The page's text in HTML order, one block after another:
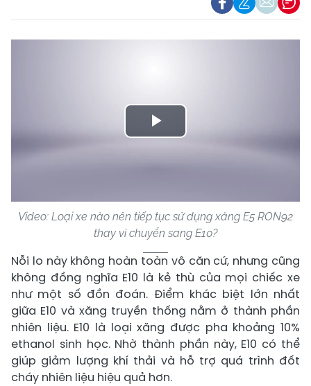
Play
Video
Video: Loại xe nào nên tiếp tục sử dụng xăng E5 RON92
thay vì chuyển sang E10?
Nỗi lo này không hoàn toàn vô căn cứ, nhưng cũng
không đồng nghĩa E10 là kẻ thù của mọi chiếc xe
như một số đồn đoán. Điểm khác biệt lớn nhất
giữa E10 và xăng truyền thống nằm ở thành phần
nhiên liệu. E10 là loại xăng được pha khoảng 10%
ethanol sinh học. Nhờ thành phần này, E10 có thể
giúp giảm lượng khí thải và hỗ trợ quá trình đốt
cháy nhiên liệu hiệu quả hơn.